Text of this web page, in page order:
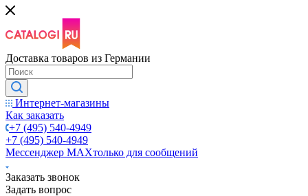
Доставка товаров из Германии
Интернет-магазины
Как заказать
+7 (495) 540-4949
+7 (495) 540-4949
Мессенджер МАХтолько для сообщений
Заказать звонок
Задать вопрос